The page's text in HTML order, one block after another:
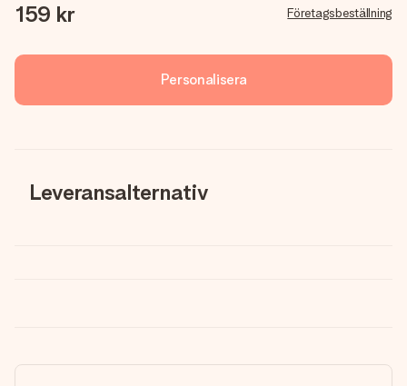
159 kr Företagsbeställning
Personalisera
Leveransalternativ